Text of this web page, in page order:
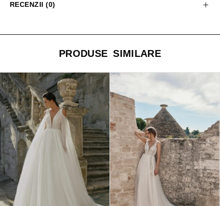
RECENZII (0)
PRODUSE SIMILARE